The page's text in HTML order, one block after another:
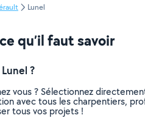
Lunel
qu’il faut savoir
?
vous ? Sélectionnez
avec tous les charpentiers,
tous vos projets !